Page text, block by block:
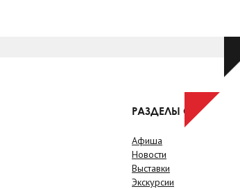
РАЗДЕЛЫ САЙТА
Афиша
Новости
Выставки
Экскурсии